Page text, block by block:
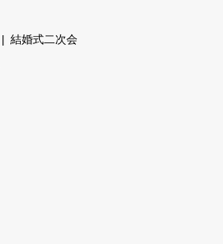
結婚式二次会